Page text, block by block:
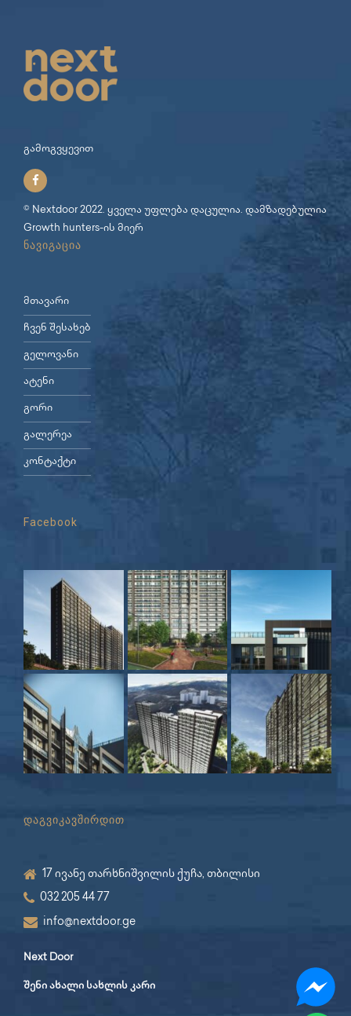
გამოგვყევით
© Nextdoor 2022. ყველა უფლება დაცულია. დამზადებულია
Growth hunters-ის მიერ
ნავიგაცია
მთავარი
ჩვენ შესახებ
გელოვანი
ატენი
გორი
გალერეა
კონტაქტი
Facebook
დაგვიკავშირდით
17 ივანე თარხნიშვილის ქუჩა, თბილისი
032 205 44 77
info@nextdoor.ge
Next Door
შენი ახალი სახლის კარი